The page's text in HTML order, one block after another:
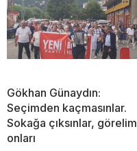
Gökhan Günaydın:
Seçimden kaçmasınlar.
Sokağa çıksınlar, görelim
onları